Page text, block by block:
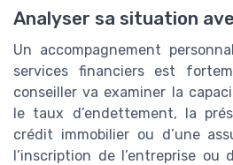
Analyser sa situation
Un accompagnement
services financiers est
conseiller va examiner la
le taux d’endettement, la
crédit immobilier ou d’une
l’inscription de l’entreprise